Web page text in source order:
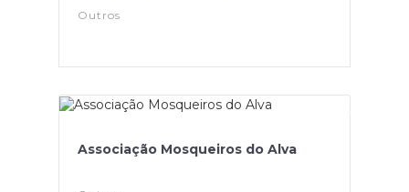
Outros
Associação Mosqueiros do Alva